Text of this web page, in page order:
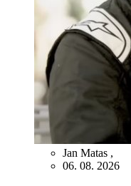
Jan Matas ,
06. 08. 2026